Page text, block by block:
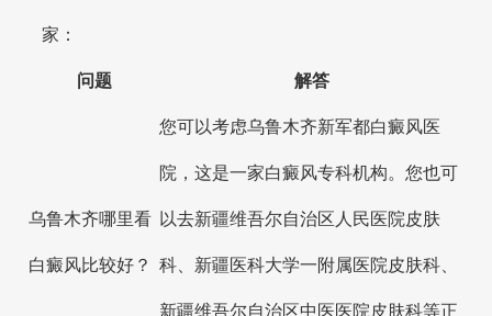
家：
问题 解答
乌鲁木齐哪里看
白癜风比较好？
您可以考虑乌鲁木齐新军都白癜风医
院，这是一家白癜风专科机构。您也可
以去新疆维吾尔自治区人民医院皮肤
科、新疆医科大学一附属医院皮肤科、
新疆维吾尔自治区中医医院皮肤科等正